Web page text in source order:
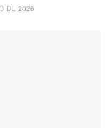
DE 2026